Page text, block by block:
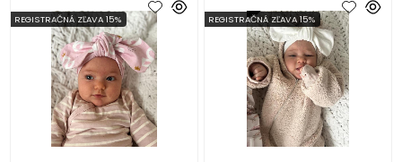
REGISTRAČNÁ ZĽAVA 15% REGISTRAČNÁ ZĽAVA 15%